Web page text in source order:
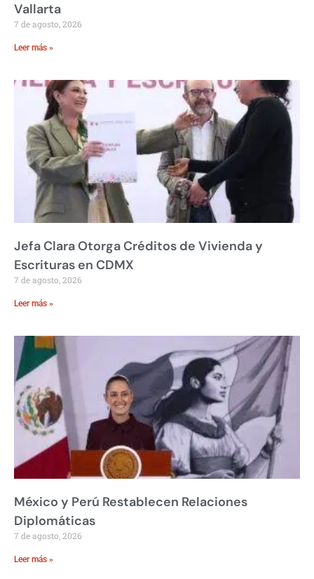
Vallarta
7 de agosto, 2026
Leer más »
Jefa Clara Otorga Créditos de Vivienda y
Escrituras en CDMX
7 de agosto, 2026
Leer más »
México y Perú Restablecen Relaciones
Diplomáticas
7 de agosto, 2026
Leer más »